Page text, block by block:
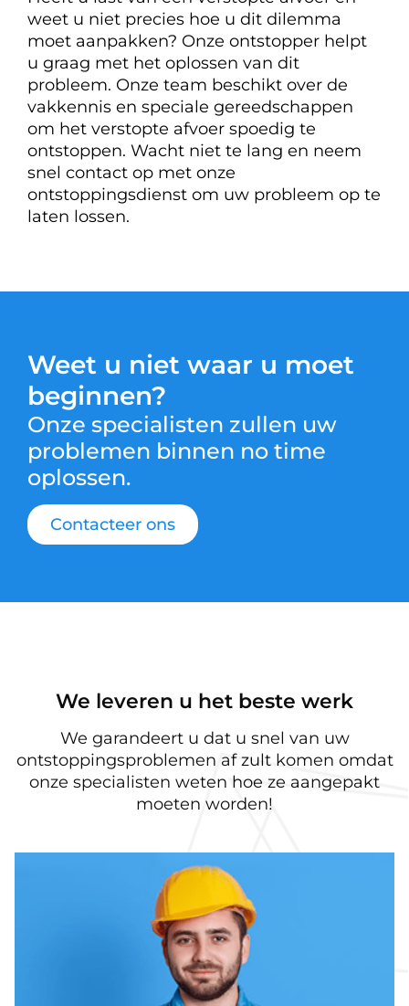
weet u niet precies hoe u dit dilemma
moet aanpakken? Onze ontstopper helpt
u graag met het oplossen van dit
probleem. Onze team beschikt over de
vakkennis en speciale gereedschappen
om het verstopte afvoer spoedig te
ontstoppen. Wacht niet te lang en neem
snel contact op met onze
ontstoppingsdienst om uw probleem op te
laten lossen.
Weet u niet waar u moet
beginnen?
Onze specialisten zullen uw
problemen binnen no time
oplossen.
Contacteer ons
We leveren u het beste werk
We garandeert u dat u snel van uw
ontstoppingsproblemen af zult komen omdat
onze specialisten weten hoe ze aangepakt
moeten worden!